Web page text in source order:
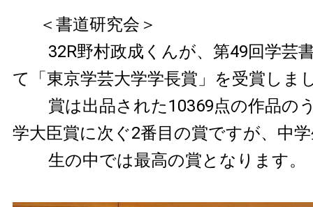
＜書道研究会＞
32R野村政成くんが、第49回学芸
て「東京学芸大学学長賞」を受賞しま
賞は出品された10369点の作品の
学大臣賞に次ぐ2番目の賞ですが、中
生の中では最高の賞となります。